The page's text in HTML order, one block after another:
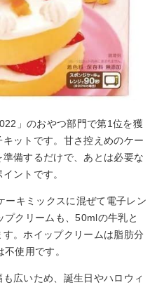
」のおやつ部門で第1位を獲
ットです。甘さ控えめのケー
備するだけで、あとは必要な
ントです。
ーキミックスに混ぜて電子レン
クリームも、50mlの牛乳と
。ホイップクリームは脂肪分
使用です。
広いため、誕生日やハロウィ